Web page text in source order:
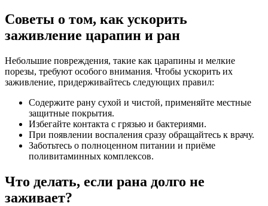
Советы о том, как ускорить
заживление царапин и ран
Небольшие повреждения, такие как царапины и мелкие
порезы, требуют особого внимания. Чтобы ускорить их
заживление, придерживайтесь следующих правил:
Содержите рану сухой и чистой, применяйте местные
защитные покрытия.
Избегайте контакта с грязью и бактериями.
При появлении воспаления сразу обращайтесь к врачу.
Заботьтесь о полноценном питании и приёме
поливитаминных комплексов.
Что делать, если рана долго не
заживает?